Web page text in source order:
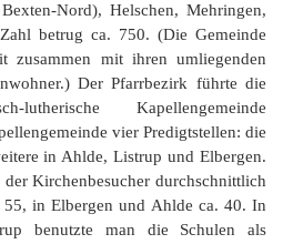
Nord), Helschen, Mehringen,
betrug ca. 750. (Die Gemeinde
zusammen mit ihren umliegenden
Der Pfarrbezirk führte die
lutherische Kapellengemeinde
vier Predigtstellen: die
in Ahlde, Listrup und Elbergen.
Kirchenbesucher durchschnittlich
in Elbergen und Ahlde ca. 40. In
benutzte man die Schulen als